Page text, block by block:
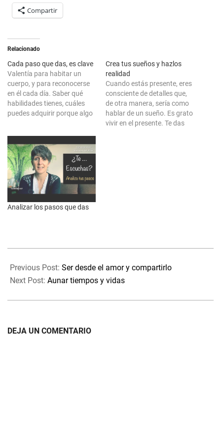
Compartir
Relacionado
Cada paso que das, es clave
Valentía para habitar un
cuerpo, y para reconocerse
en él cada día. Saber qué
habilidades tienes, cuáles
puedes adquirir porque algo
cuáles y qué, puedes
mejorar. También de qué has
de dejar atrás porque no te
conviene. Cada…
Crea tus sueños y hazlos
realidad
Cuando estás presente, eres
consciente de detalles que,
de otra manera, sería como
hablar de un sueño. Es grato
vivir en el presente. Te das
Analizar los pasos que das
05-
02
Previous Post: Ser desde el amor y compartirlo
Next Post: Aunar tiempos y vidas
DEJA UN COMENTARIO